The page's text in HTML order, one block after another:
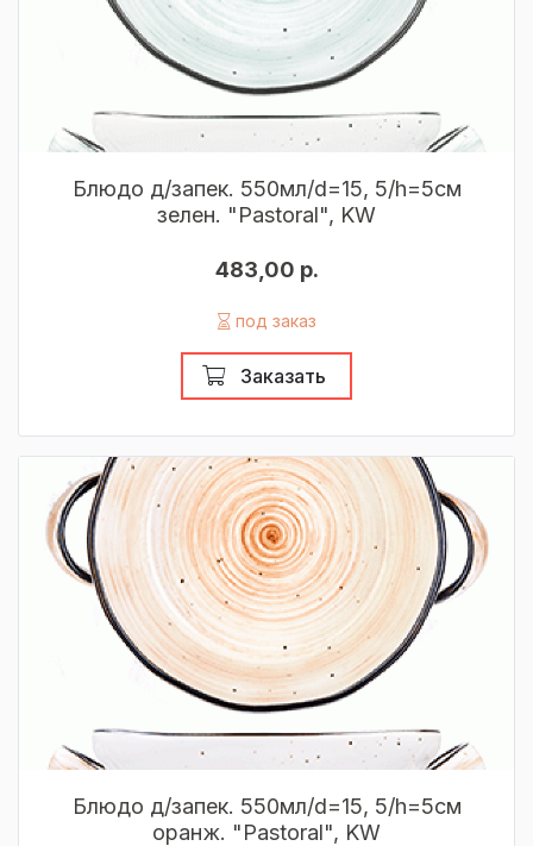
Блюдо д/запек. 550мл/d=15, 5/h=5см
зелен. "Pastoral", KW
483,00 р.
под заказ
Заказать
Блюдо д/запек. 550мл/d=15, 5/h=5см
оранж. "Pastoral", KW